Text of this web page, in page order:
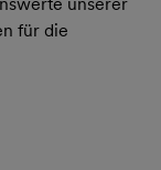
für die